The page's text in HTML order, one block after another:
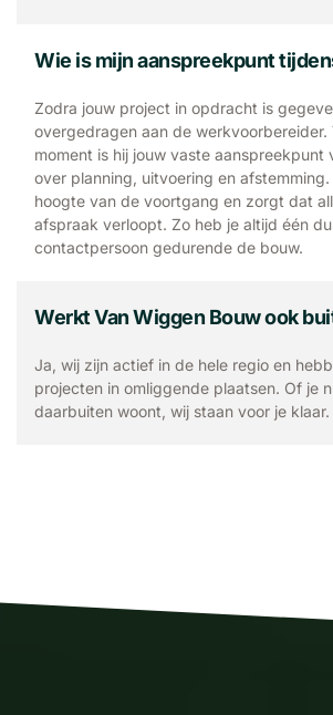
Wie is mijn aanspreekpunt
Zodra jouw project in opdracht is
overgedragen aan de werkvoorbereider.
moment is hij jouw vaste aanspreekpunt
over planning, uitvoering en
hoogte van de voortgang en zorgt dat
afspraak verloopt. Zo heb je altijd één
contactpersoon gedurende de bouw.
Werkt Van Wiggen Bouw ook
Ja, wij zijn actief in de hele regio en
projecten in omliggende plaatsen. Of je
daarbuiten woont, wij staan voor je klaar.